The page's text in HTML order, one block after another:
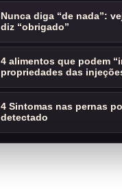
Nunca diga “de nada”:
diz “obrigado”
4 alimentos que podem
propriedades das
4 Sintomas nas pernas
detectado